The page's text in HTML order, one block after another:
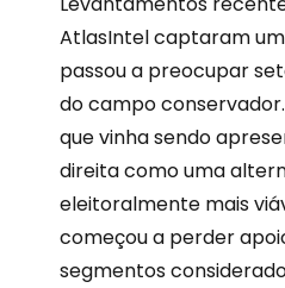
AtlasIntel captaram
passou a preocupar
do campo
que vinha sendo
direita como uma
eleitoralmente mais
começou a perder
segmentos